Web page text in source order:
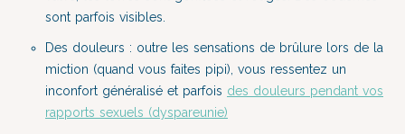
sont parfois visibles.
Des douleurs : outre les sensations de brûlure lors de la
miction (quand vous faites pipi), vous ressentez un
inconfort généralisé et parfois des douleurs pendant vos
rapports sexuels (dyspareunie)